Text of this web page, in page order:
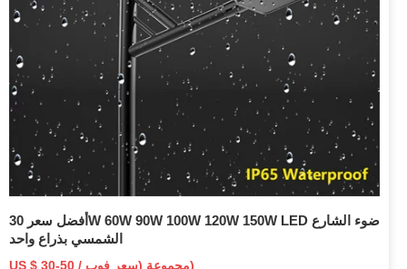
أفضل سعر 30W 60W 90W 100W 120W 150W LED ضوء الشارع
الشمسي بذراع واحد
US $ 30-50 / مجموعة (سعر فوب)